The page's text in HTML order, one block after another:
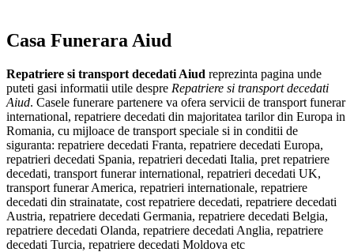
Casa Funerara Aiud
Repatriere si transport decedati Aiud reprezinta pagina unde
puteti gasi informatii utile despre Repatriere si transport decedati
Aiud. Casele funerare partenere va ofera servicii de transport funerar
international, repatriere decedati din majoritatea tarilor din Europa in
Romania, cu mijloace de transport speciale si in conditii de
siguranta: repatriere decedati Franta, repatriere decedati Europa,
repatrieri decedati Spania, repatrieri decedati Italia, pret repatriere
decedati, transport funerar international, repatrieri decedati UK,
transport funerar America, repatrieri internationale, repatriere
decedati din strainatate, cost repatriere decedati, repatriere decedati
Austria, repatriere decedati Germania, repatriere decedati Belgia,
repatriere decedati Olanda, repatriere decedati Anglia, repatriere
decedati Turcia, repatriere decedati Moldova etc